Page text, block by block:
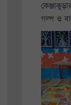
গল্প ও